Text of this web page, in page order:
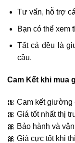
Tư vấn, hỗ trợ
Bạn có thể xem
Tất cả đều là
cầu.
Cam Kết khi mua
🎀 Cam kết giường
🎀 Giá tốt nhất thị
🎀 Bảo hành và
🎀 Giá cực tốt khi